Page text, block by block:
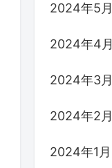
2024年5月
2024年4月
2024年3月
2024年2月
2024年1月